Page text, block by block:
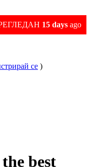
се )
15 days ago
best